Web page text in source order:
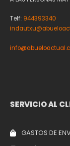
Telf: 944393340
SERVICIO AL
GASTOS DE